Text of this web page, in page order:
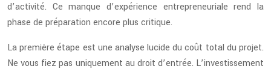
d’activité. Ce manque d’expérience entrepreneuriale rend la
phase de préparation encore plus critique.
La première étape est une analyse lucide du coût total du projet.
Ne vous fiez pas uniquement au droit d’entrée. L’investissement